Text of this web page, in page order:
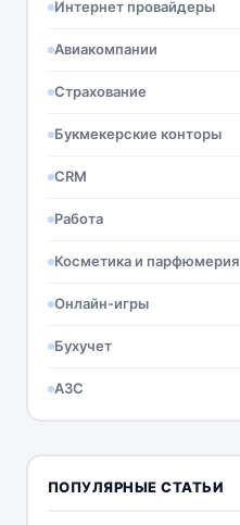
Интернет провайдеры
Авиакомпании
Страхование
Букмекерские конторы
CRM
Работа
Косметика и парфюмерия
Онлайн-игры
Бухучет
АЗС
ПОПУЛЯРНЫЕ СТАТЬИ